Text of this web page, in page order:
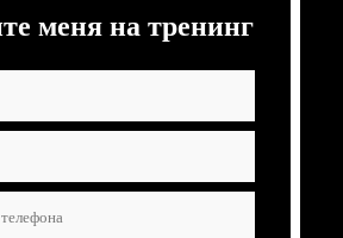
меня на тренинг